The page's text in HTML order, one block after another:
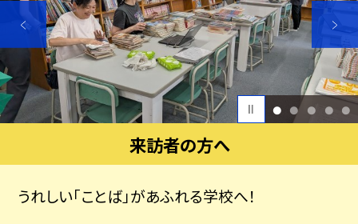
1 2 3 4 5
来訪者の方へ
うれしい「ことば」があふれる学校へ！